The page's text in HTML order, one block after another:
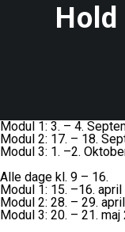
Modul 1: 3. – 4.
Modul 2: 17. – 18.
Modul 3: 1. –2.
Alle dage kl. 9 – 16.
Modul 1: 15. –16.
Modul 2: 28. – 29.
Modul 3: 20. – 21. maj